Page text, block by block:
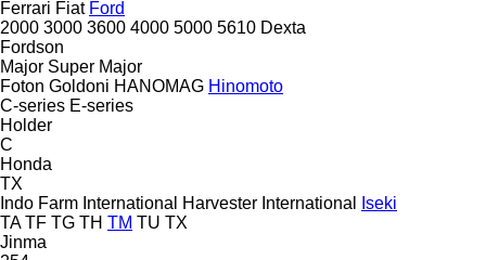
Ferrari Fiat Ford
2000 3000 3600 4000 5000 5610 Dexta
Fordson
Major Super Major
Foton Goldoni HANOMAG Hinomoto
C-series E-series
Holder
C
Honda
TX
Indo Farm International Harvester International
Iseki
TA TF TG TH TM TU TX
Jinma